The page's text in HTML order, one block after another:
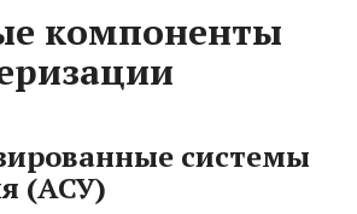
компоненты
системы
(АСУ)